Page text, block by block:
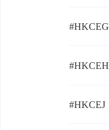
#HKCEG
#HKCEH
#HKCEJ